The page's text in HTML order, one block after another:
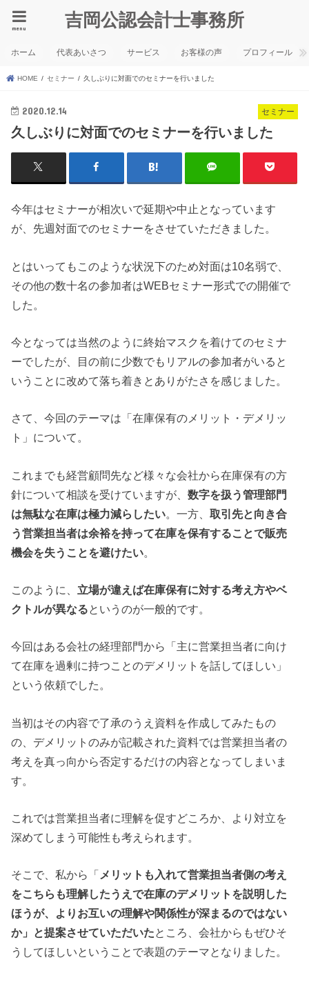
吉岡公認会計士事務所
menu
ホーム 代表あいさつ サービス お客様の声 プロフィール
HOME セミナー 久しぶりに対面でのセミナーを行いました
セミナー
2020.12.14
久しぶりに対面でのセミナーを行いました
今年はセミナーが相次いで延期や中止となっています
が、先週対面でのセミナーをさせていただきました。
とはいってもこのような状況下のため対面は10名弱で、
その他の数十名の参加者はWEBセミナー形式での開催で
した。
今となっては当然のように終始マスクを着けてのセミナ
ーでしたが、目の前に少数でもリアルの参加者がいると
いうことに改めて落ち着きとありがたさを感じました。
さて、今回のテーマは「在庫保有のメリット・デメリッ
ト」について。
これまでも経営顧問先など様々な会社から在庫保有の方
針について相談を受けていますが、数字を扱う管理部門
は無駄な在庫は極力減らしたい 。一方、取引先と向き合
う営業担当者は余裕を持って在庫を保有することで販売
機会を失うことを避けたい
このように、 立場が違えば在庫保有に対する考え方やベ
クトルが異なるというのが一般的です。
今回はある会社の経理部門から「主に営業担当者に向け
て在庫を過剰に持つことのデメリットを話してほしい」
という依頼でした。
当初はその内容で了承のうえ資料を作成してみたもの
の、デメリットのみが記載された資料では営業担当者の
考えを真っ向から否定するだけの内容となってしまいま
す。
これでは営業担当者に理解を促すどころか、より対立を
深めてしまう可能性も考えられます。
そこで、私から「 メリットも入れて営業担当者側の考え
をこちらも理解したうえで在庫のデメリットを説明した
ほうが、よりお互いの理解や関係性が深まるのではない
か」と提案させていただいたところ、会社からもぜひそ
うしてほしいということで表題のテーマとなりました。